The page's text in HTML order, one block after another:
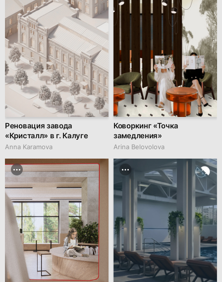
Реновация завода
«Кристалл» в г. Калуге
Anna Karamova
Коворкинг «Точка
замедления»
Arina Belovolova